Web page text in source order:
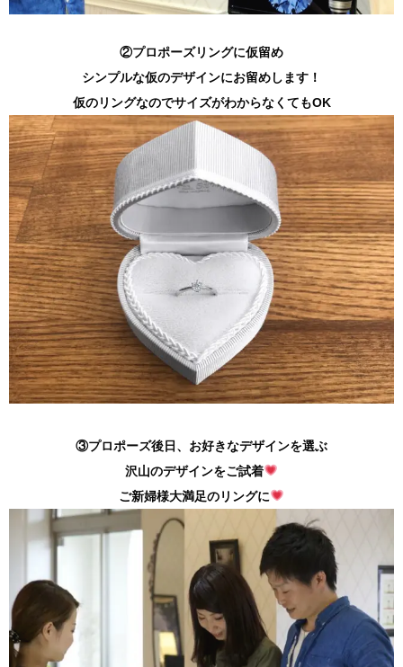
②プロポーズリングに仮留め
シンプルな仮のデザインにお留めします！
仮のリングなのでサイズがわからなくてもOK
③プロポーズ後日、お好きなデザインを選ぶ
沢山のデザインをご試着
ご新婦様大満足のリングに